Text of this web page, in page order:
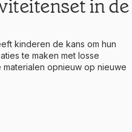
in de
kinderen de kans om hun
te maken met losse
opnieuw op nieuwe